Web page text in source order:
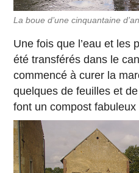
La boue d’une cinquantaine
Une fois que l’eau et les
été transférés dans le
commencé à curer la
quelques de feuilles et
font un compost fabuleux